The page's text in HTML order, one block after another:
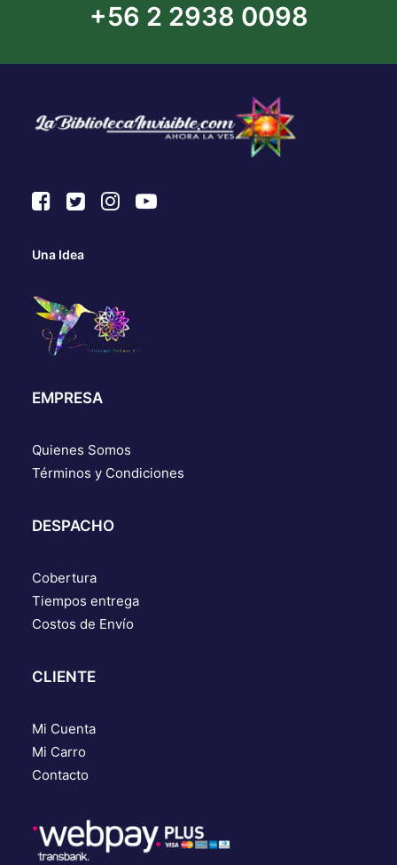
+56 2 2938 0098
Una Idea
EMPRESA
Quienes Somos
Términos y Condiciones
DESPACHO
Cobertura
Tiempos entrega
Costos de Envío
CLIENTE
Mi Cuenta
Mi Carro
Contacto